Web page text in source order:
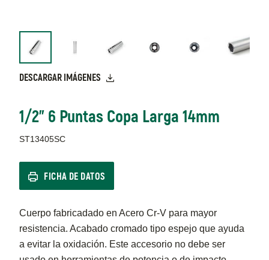
DESCARGAR IMÁGENES
1/2" 6 Puntas Copa Larga 14mm
ST13405SC
FICHA DE DATOS
Cuerpo fabricadado en Acero Cr-V para mayor
resistencia. Acabado cromado tipo espejo que ayuda
a evitar la oxidación. Este accesorio no debe ser